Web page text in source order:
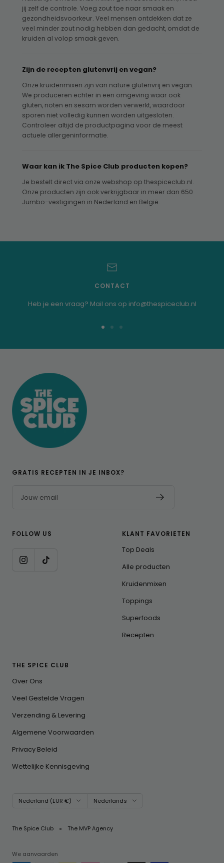
jij zelf de controle. Voeg zout toe naar smaak en
gezondheidsvoorkeur. Veel mensen ontdekken dat ze
veel minder zout nodig hebben dan gedacht, omdat de
kruiden al volop smaak geven.
Zijn de recepten glutenvrij en vegan?
Onze kruidenmixen zijn van nature glutenvrij en vegan.
We produceren echter in een omgeving waar ook
gluten, noten en sesam worden verwerkt, waardoor
sporen niet volledig kunnen worden uitgesloten.
Controleer altijd de productpagina voor de meest
actuele allergeninformatie.
Waar kan ik The Spice Club producten kopen?
Je bestelt direct via onze webshop op thespiceclub.nl.
Onze producten zijn ook verkrijgbaar in meer dan 650
Jumbo-vestigingen in Nederland en België.
CONTACT
Heb je een vraag? Mail ons op info@thespiceclub.nl
GRATIS RECEPTEN IN JE INBOX?
Jouw email
FOLLOW US KLANT FAVORIETEN
Top Deals
Alle producten
Kruidenmixen
Toppings
Superfoods
Recepten
THE SPICE CLUB
Over Ons
Veel Gestelde Vragen
Verzending & Levering
Algemene Voorwaarden
Privacy Beleid
Wettelijke Kennisgeving
Land/regio
Nederland (EUR €) Taal
Nederlands
The Spice Club The MVP Agency
We aanvaarden